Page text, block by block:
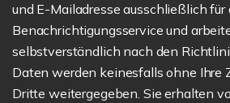
und E-Mailadresse ausschließlich für
Benachrichtigungsservice und
selbstverständlich nach den
Daten werden keinesfalls ohne Ihre
Dritte weitergegeben. Sie erhalten